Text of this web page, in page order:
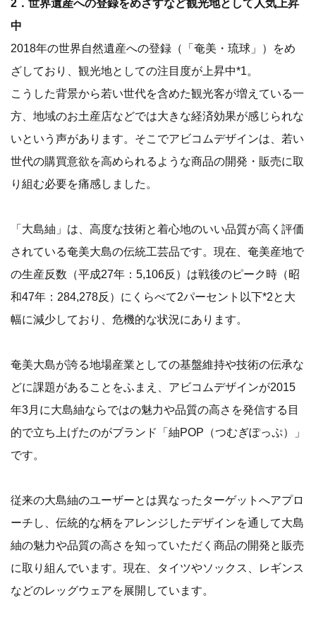
中
2018年の世界自然遺産への登録（「奄美・琉球」）をめ
ざしており、観光地としての注目度が上昇中*1。
こうした背景から若い世代を含めた観光客が増えている一
方、地域のお土産店などでは大きな経済効果が感じられな
いという声があります。そこでアビコムデザインは、若い
世代の購買意欲を高められるような商品の開発・販売に取
り組む必要を痛感しました。
「大島紬」は、高度な技術と着心地のいい品質が高く評価
されている奄美大島の伝統工芸品です。現在、奄美産地で
の生産反数（平成27年：5,106反）は戦後のピーク時（昭
和47年：284,278反）にくらべて2パーセント以下*2と大
幅に減少しており、危機的な状況にあります。
奄美大島が誇る地場産業としての基盤維持や技術の伝承な
どに課題があることをふまえ、アビコムデザインが2015
年3月に大島紬ならではの魅力や品質の高さを発信する目
的で立ち上げたのがブランド「紬POP（つむぎぽっぷ）」
です。
従来の大島紬のユーザーとは異なったターゲットへアプロ
ーチし、伝統的な柄をアレンジしたデザインを通して大島
紬の魅力や品質の高さを知っていただく商品の開発と販売
に取り組んでいます。現在、タイツやソックス、レギンス
などのレッグウェアを展開しています。